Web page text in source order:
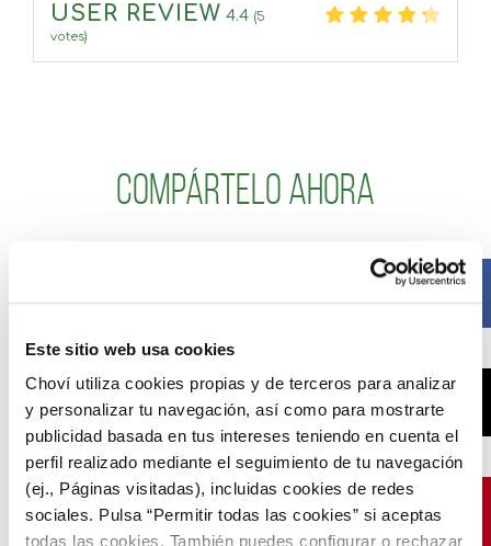
Este sitio web usa cookies
Choví utiliza cookies propias y de terceros para analizar
y personalizar tu navegación, así como para mostrarte
publicidad basada en tus intereses teniendo en cuenta el
perfil realizado mediante el seguimiento de tu navegación
(ej., Páginas visitadas), incluidas cookies de redes
sociales. Pulsa “Permitir todas las cookies” si aceptas
todas las cookies. También puedes configurar o rechazar
USER REVIEW 4.4 (5
votes)
Compártelo ahora
X
Pinterest